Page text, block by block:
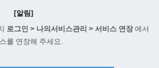
[알림]
로그인 > 나의서비스관리 > 서비스 연장에서
를 연장해 주세요.